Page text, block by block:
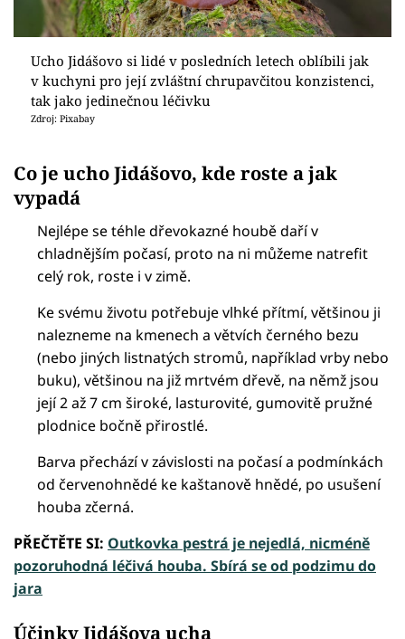
Ucho Jidášovo si lidé v posledních letech oblíbili jak
v kuchyni pro její zvláštní chrupavčitou konzistenci,
tak jako jedinečnou léčivku
Zdroj: Pixabay
Co je ucho Jidášovo, kde roste a jak
vypadá
Nejlépe se téhle dřevokazné houbě daří v
chladnějším počasí, proto na ni můžeme natrefit
celý rok, roste i v zimě.
Ke svému životu potřebuje vlhké přítmí, většinou ji
nalezneme na kmenech a větvích černého bezu
(nebo jiných listnatých stromů, například vrby nebo
buku), většinou na již mrtvém dřevě, na němž jsou
její 2 až 7 cm široké, lasturovité, gumovitě pružné
plodnice bočně přirostlé.
Barva přechází v závislosti na počasí a podmínkách
od červenohnědé ke kaštanově hnědé, po usušení
houba zčerná.
PŘEČTĚTE SI: Outkovka pestrá je nejedlá, nicméně
pozoruhodná léčivá houba. Sbírá se od podzimu do
jara
Účinky Jidášova ucha